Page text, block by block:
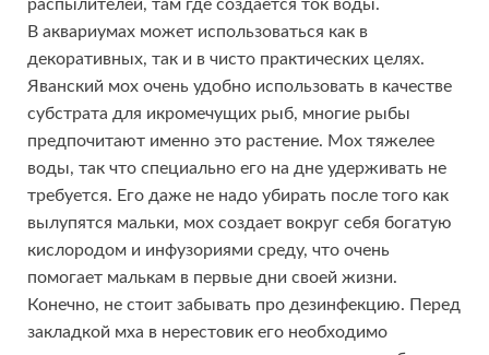
распылителей, там где создается ток воды.
В аквариумах может использоваться как в
декоративных, так и в чисто практических целях.
Яванский мох очень удобно использовать в качестве
субстрата для икромечущих рыб, многие рыбы
предпочитают именно это растение. Мох тяжелее
воды, так что специально его на дне удерживать не
требуется. Его даже не надо убирать после того как
вылупятся мальки, мох создает вокруг себя богатую
кислородом и инфузориями среду, что очень
помогает малькам в первые дни своей жизни.
Конечно, не стоит забывать про дезинфекцию. Перед
закладкой мха в нерестовик его необходимо